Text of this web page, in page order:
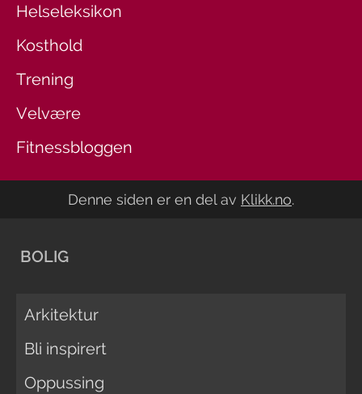
Helseleksikon
Kosthold
Trening
Velvære
Fitnessbloggen
Denne siden er en del av Klikk.no.
BOLIG
Arkitektur
Bli inspirert
Oppussing